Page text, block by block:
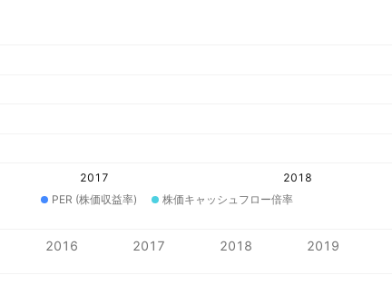
2017 2018
PER (株価収益率)
株価キャッシュフロー倍率
2016 2017 2018 2019